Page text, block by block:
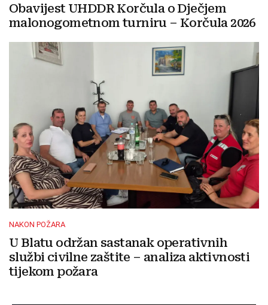
Obavijest UHDDR Korčula o Dječjem
malonogometnom turniru – Korčula 2026
NAKON POŽARA
U Blatu održan sastanak operativnih
službi civilne zaštite – analiza aktivnosti
tijekom požara